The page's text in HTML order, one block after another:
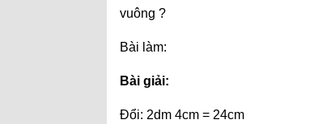
vuông ?
Bài làm:
Bài giải:
Đổi: 2dm 4cm = 24cm